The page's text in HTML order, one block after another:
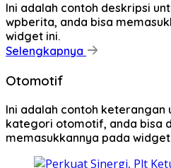
Ini adalah contoh deskripsi
wpberita, anda bisa
widget ini.
Selengkapnya
Otomotif
Ini adalah contoh keterangan
kategori otomotif, anda bisa
memasukkannya pada